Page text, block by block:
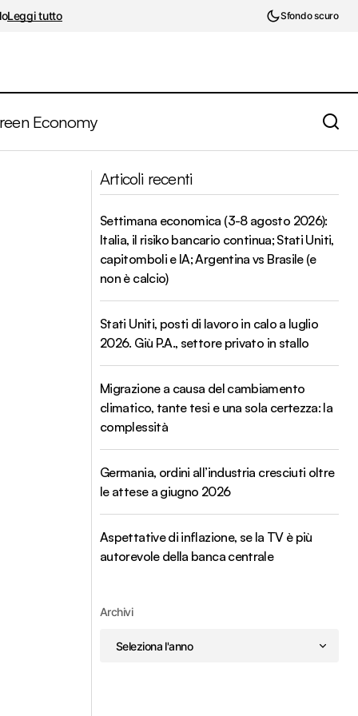
Leggi tutto Sfondo scuro
Economy
linked bond
Articoli recenti
Settimana economica (3-8 agosto 2026):
Italia, il risiko bancario continua; Stati Uniti,
capitomboli e IA; Argentina vs Brasile (e
non è calcio)
Stati Uniti, posti di lavoro in calo a luglio
2026. Giù P.A., settore privato in stallo
Migrazione a causa del cambiamento
climatico, tante tesi e una sola certezza: la
complessità
Germania, ordini all’industria cresciuti oltre
le attese a giugno 2026
Aspettative di inflazione, se la TV è più
autorevole della banca centrale
Archivi